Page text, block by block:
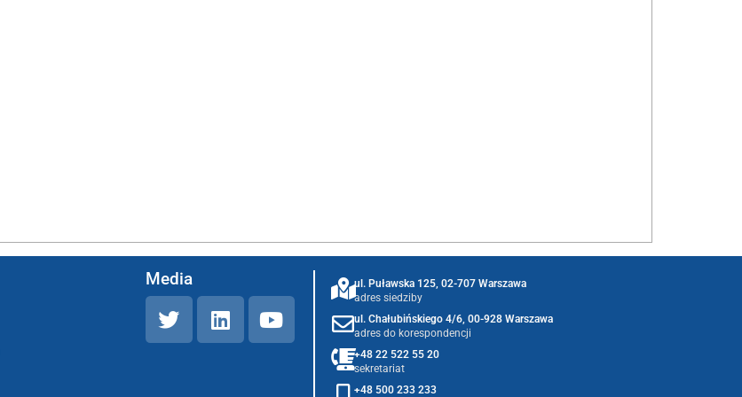
Media
ul. Puławska 125, 02-707 Warszawa
adres siedziby
ul. Chałubińskiego 4/6, 00-928 Warszawa
adres do korespondencji
+48 22 522 55 20
sekretariat
+48 500 233 233